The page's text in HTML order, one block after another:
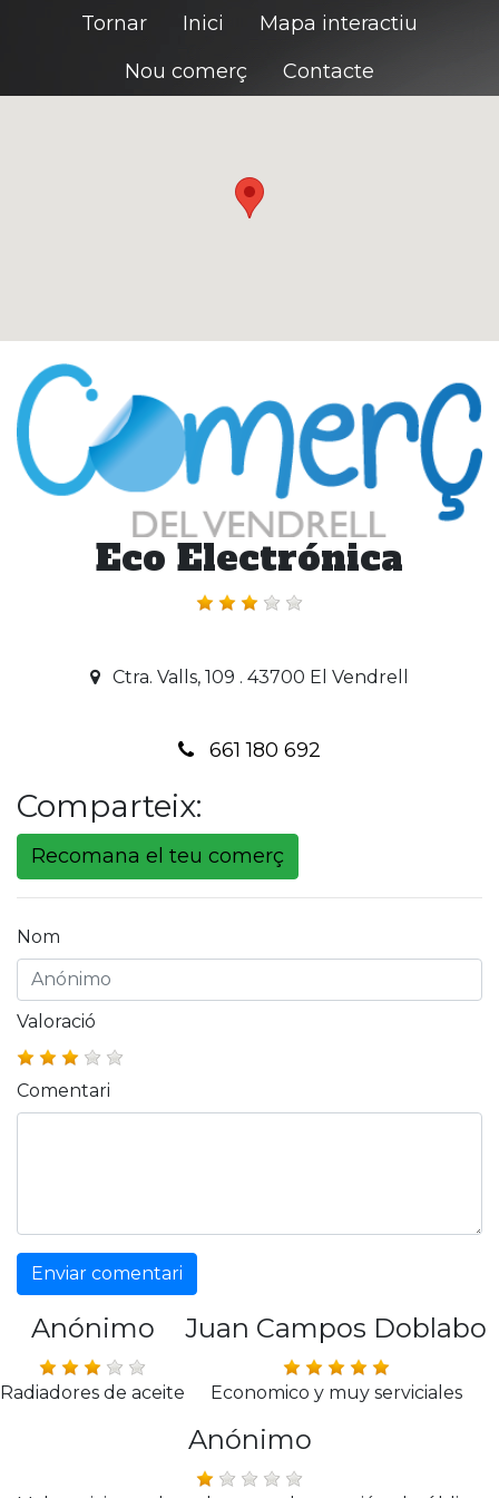
Tornar Inici
Mapa interactiu
Nou comerç
Contacte
Eco Electrónica
Ctra. Valls, 109 . 43700 El Vendrell
661 180 692
Comparteix:
Recomana el teu comerç
Nom
Valoració
Comentari
Enviar comentari
Anónimo
Radiadores de aceite
Juan Campos Doblabo
Economico y muy serviciales
Anónimo